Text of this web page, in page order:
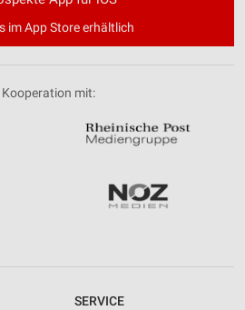
im App Store erhältlich
Kooperation mit:
SERVICE